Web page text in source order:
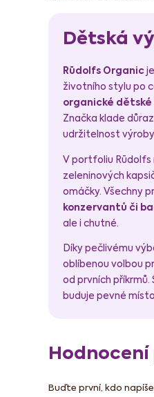
Dětská
Rūdolfs Organic
životního stylu po
organické
Značka klade
udržitelnost
V portfoliu Rūdolfs
zeleninových
omáčky. Všechny
konzervantů či
ale i chutné.
Díky pečlivému
oblíbenou volbou
od prvních
buduje pevné
Buďte první, kdo